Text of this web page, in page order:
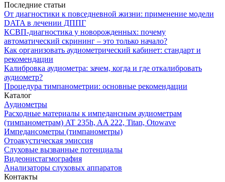
Последние статьи
От диагностики к повседневной жизни: применение модели
DATA в лечении ДППГ
КСВП-диагностика у новорожденных: почему
автоматический скрининг – это только начало?
Как организовать аудиометрический кабинет: стандарт и
рекомендации
Калибровка аудиометра: зачем, когда и где откалибровать
аудиометр?
Процедура тимпанометрии: основные рекомендации
Каталог
Аудиометры
Расходные материалы к импедансным аудиометрам
(тимпанометрам) AT 235h, AA 222, Titan, Otowave
Импедансометры (тимпанометры)
Отоакустическая эмиссия
Cлуховые вызванные потенциалы
Видеонистагмография
Анализаторы слуховых аппаратов
Контакты